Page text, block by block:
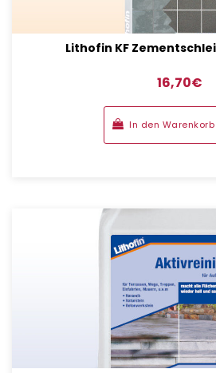
Lithofin KF
€
16,70
In den